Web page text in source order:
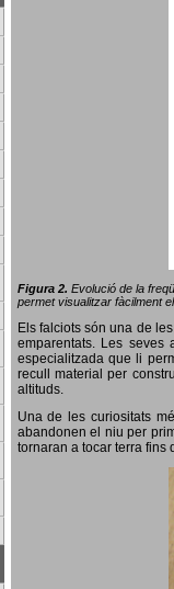
Figura 2. Evolució de la
permet visualitzar fàcilment
Els falciots són una de
emparentats. Les
especialitzada que li
recull material per
altituds.
Una de les curiositats
abandonen el niu per
tornaran a tocar terra fins